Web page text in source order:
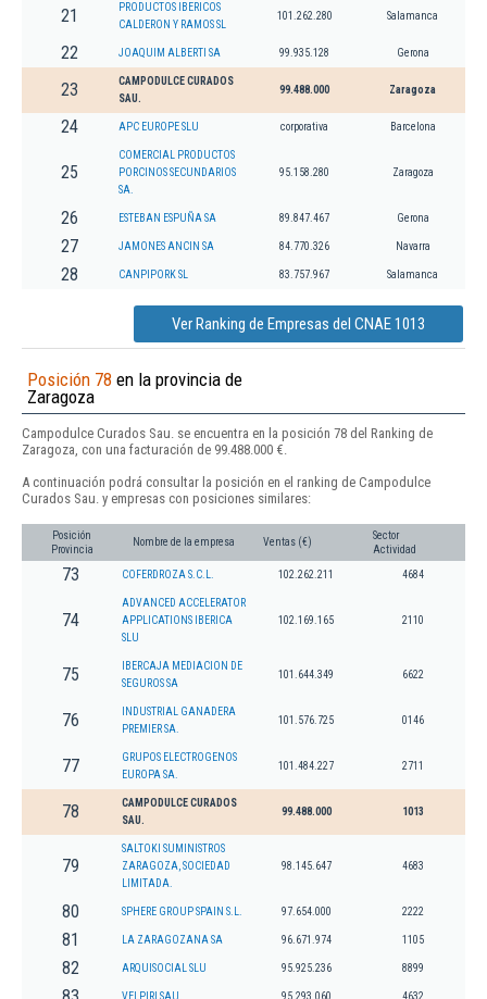
21
PRODUCTOS IBERICOS
CALDERON Y RAMOS SL
101.262.280 Salamanca
22 JOAQUIM ALBERTI SA 99.935.128 Gerona
23
CAMPODULCE CURADOS
SAU.
99.488.000 Zaragoza
24 APC EUROPE SLU corporativa Barcelona
25
COMERCIAL PRODUCTOS
PORCINOS SECUNDARIOS
SA.
95.158.280 Zaragoza
26 ESTEBAN ESPUÑA SA 89.847.467 Gerona
27 JAMONES ANCIN SA 84.770.326 Navarra
28 CANPIPORK SL 83.757.967 Salamanca
Ver Ranking de Empresas del CNAE 1013
Posición 78 en la provincia de
Zaragoza
Campodulce Curados Sau. se encuentra en la posición 78 del Ranking de
Zaragoza, con una facturación de 99.488.000 €.
A continuación podrá consultar la posición en el ranking de Campodulce
Curados Sau. y empresas con posiciones similares:
Posición
Provincia
Nombre de la empresa Ventas (€)
Sector
Actividad
73 COFERDROZA S.C.L. 102.262.211 4684
74
ADVANCED ACCELERATOR
APPLICATIONS IBERICA
SLU
102.169.165 2110
75
IBERCAJA MEDIACION DE
SEGUROS SA
101.644.349 6622
76
INDUSTRIAL GANADERA
PREMIER SA.
101.576.725 0146
77
GRUPOS ELECTROGENOS
EUROPA SA.
101.484.227 2711
78
CAMPODULCE CURADOS
SAU.
99.488.000 1013
79
SALTOKI SUMINISTROS
ZARAGOZA, SOCIEDAD
LIMITADA.
98.145.647 4683
80 SPHERE GROUP SPAIN S.L. 97.654.000 2222
81 LA ZARAGOZANA SA 96.671.974 1105
82 ARQUISOCIAL SLU 95.925.236 8899
VELPIRI SAU. 95.293.060 4632